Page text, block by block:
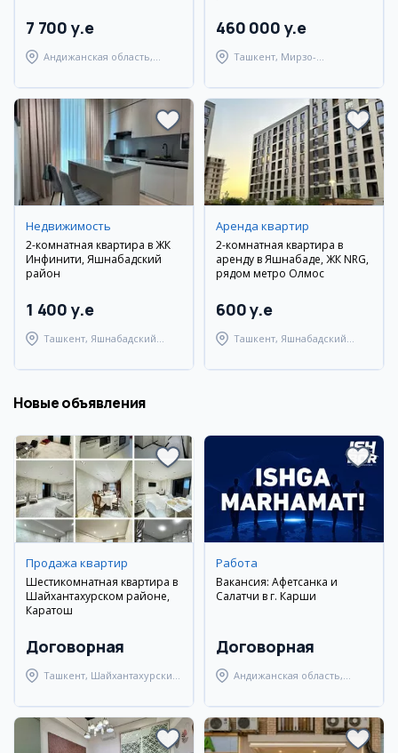
7 700 y.e
Андижанская область,
460 000 y.e
Ташкент, Мирзо-
Недвижимость
2-комнатная квартира в ЖК
Инфинити, Яшнабадский
район
1 400 y.e
Ташкент, Яшнабадский
Аренда квартир
2-комнатная квартира в
аренду в Яшнабаде, ЖК NRG,
рядом метро Олмос
600 y.e
Ташкент, Яшнабадский
Новые объявления
Продажа квартир
Шестикомнатная квартира в
Шайхантахурском районе,
Каратош
Договорная
Ташкент, Шайхантахурский
Работа
Вакансия: Афетсанка и
Салатчи в г. Карши
Договорная
Андижанская область,